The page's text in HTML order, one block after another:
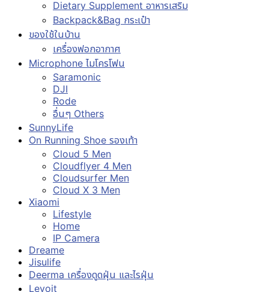
Dietary Supplement อาหารเสริม
Backpack&Bag กระเป๋า
ของใช้ในบ้าน
เครื่องฟอกอากาศ
Microphone ไมโครโฟน
Saramonic
DJI
Rode
อื่นๆ Others
SunnyLife
On Running Shoe รองเท้า
Cloud 5 Men
Cloudflyer 4 Men
Cloudsurfer Men
Cloud X 3 Men
Xiaomi
Lifestyle
Home
IP Camera
Dreame
Jisulife
Deerma เครื่องดูดฝุ่น และไรฝุ่น
Levoit